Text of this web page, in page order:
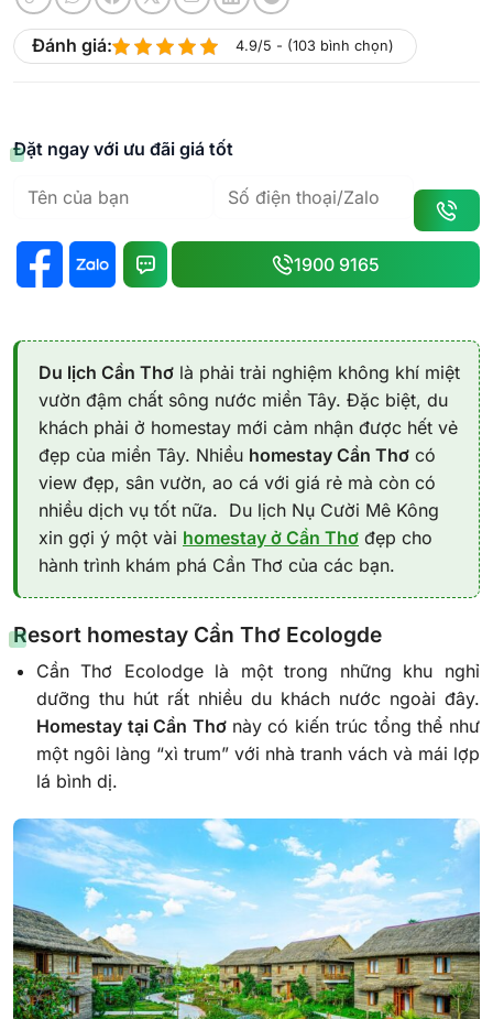
Đánh giá: 4.9/5 - (103 bình chọn)
Đặt ngay với ưu đãi giá tốt
1900 9165
Du lịch Cần Thơ là phải trải nghiệm không khí miệt
vườn đậm chất sông nước miền Tây. Đặc biệt, du
khách phải ở homestay mới cảm nhận được hết vẻ
đẹp của miền Tây. Nhiều homestay Cần Thơ có
view đẹp, sân vườn, ao cá với giá rẻ mà còn có
nhiều dịch vụ tốt nữa. Du lịch Nụ Cười Mê Kông
xin gợi ý một vài homestay ở Cần Thơ đẹp cho
hành trình khám phá Cần Thơ của các bạn.
Resort homestay Cần Thơ Ecologde
Cần Thơ Ecolodge là một trong những khu nghỉ
dưỡng thu hút rất nhiều du khách nước ngoài đây.
Homestay tại Cần Thơ này có kiến trúc tổng thể như
một ngôi làng “xì trum” với nhà tranh vách và mái lợp
lá bình dị.